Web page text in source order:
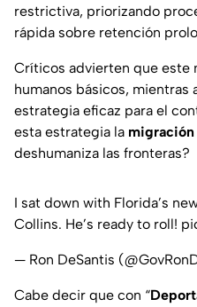
restrictiva, priorizando
rápida sobre retención
Críticos advierten que este
humanos básicos, mientras
estrategia eficaz para el
esta estrategia la migración
deshumaniza las fronteras?
I sat down with Florida’s
Collins. He’s ready to roll!
— Ron DeSantis
Cabe decir que con “